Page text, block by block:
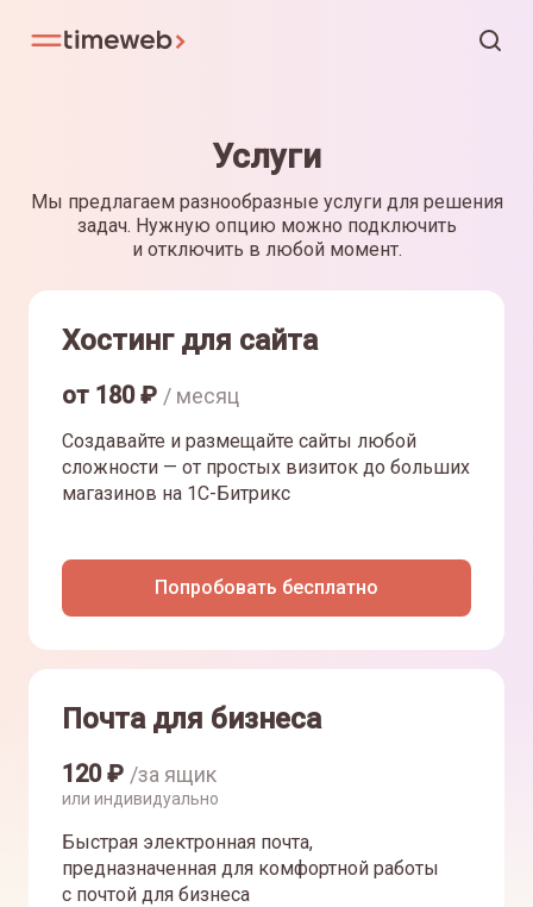
Услуги
Мы предлагаем разнообразные услуги для решения
задач. Нужную опцию можно подключить
и отключить в любой момент.
Хостинг для сайта
от 180₽ / месяц
Создавайте и размещайте сайты любой
сложности — от простых визиток до больших
магазинов на 1С-Битрикс
Попробовать бесплатно
Почта для бизнеса
120₽ /за ящик
или индивидуально
Быстрая электронная почта,
предназначенная для комфортной работы
с почтой для бизнеса